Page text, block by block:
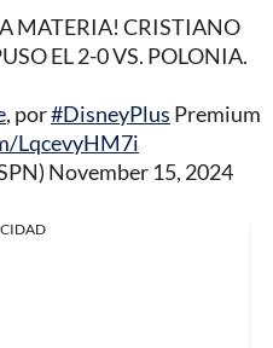
MATERIA! CRISTIANO
EL 2-0 VS. POLONIA.
, por#DisneyPlus Premium
LqcevyHM7i
November 15, 2024